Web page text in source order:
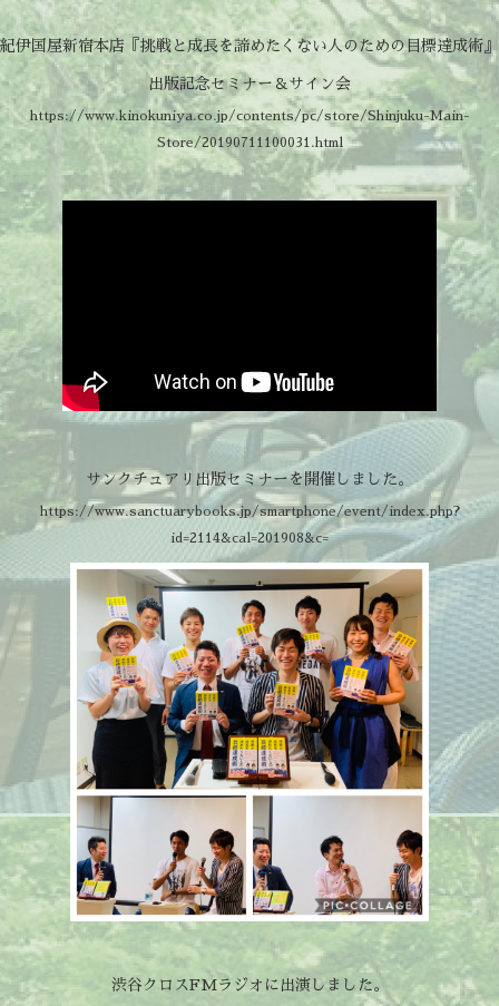
紀伊国屋新宿本店『挑戦と成長を諦めたくない人のための目標達成術』
出版記念セミナー＆サイン会
https://www.kinokuniya.co.jp/contents/pc/store/Shinjuku-Main-
Store/20190711100031.html
サンクチュアリ出版セミナーを開催しました。
https://www.sanctuarybooks.jp/smartphone/event/index.php?
id=2114&cal=201908&c=
渋谷クロスFMラジオに出演しました。